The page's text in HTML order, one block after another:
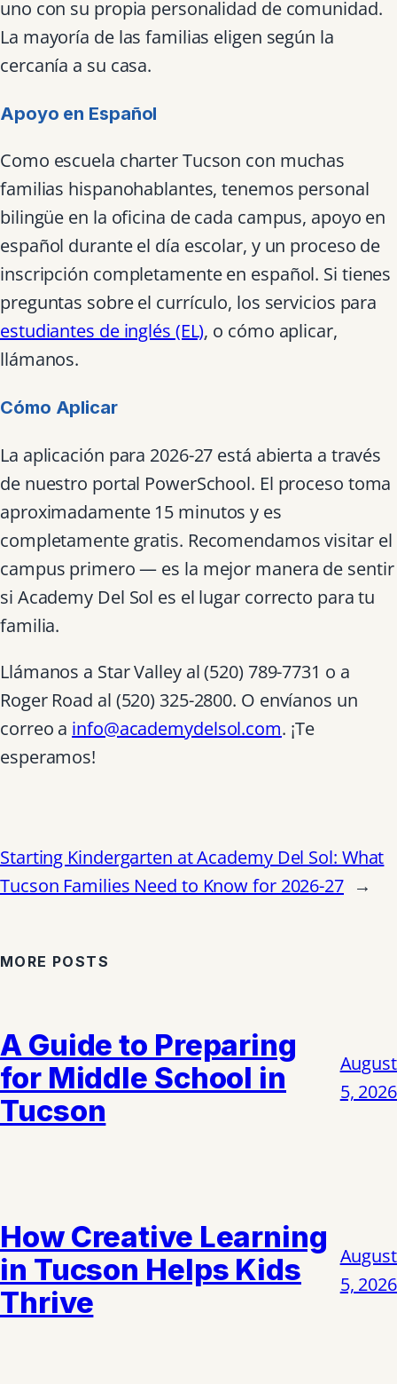
uno con su propia personalidad de comunidad.
La mayoría de las familias eligen según la
cercanía a su casa.
Apoyo en Español
Como escuela charter Tucson con muchas
familias hispanohablantes, tenemos personal
bilingüe en la oficina de cada campus, apoyo en
español durante el día escolar, y un proceso de
inscripción completamente en español. Si tienes
preguntas sobre el currículo, los servicios para
estudiantes de inglés (EL), o cómo aplicar,
llámanos.
Cómo Aplicar
La aplicación para 2026-27 está abierta a través
de nuestro portal PowerSchool. El proceso toma
aproximadamente 15 minutos y es
completamente gratis. Recomendamos visitar el
campus primero — es la mejor manera de sentir
si Academy Del Sol es el lugar correcto para tu
familia.
Llámanos a Star Valley al (520) 789-7731 o a
Roger Road al (520) 325-2800. O envíanos un
correo a info@academydelsol.com. ¡Te
esperamos!
Starting Kindergarten at Academy Del Sol: What
Tucson Families Need to Know for 2026-27 →
MORE POSTS
A Guide to Preparing
for Middle School in
Tucson
August
5, 2026
How Creative Learning
in Tucson Helps Kids
Thrive
August
5, 2026